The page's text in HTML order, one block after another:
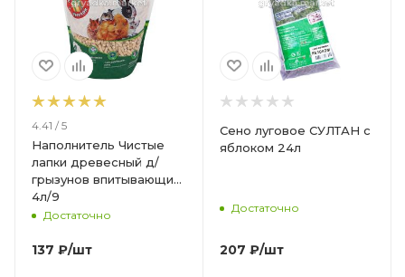
4.41 / 5
Наполнитель Чистые
лапки древесный д/
грызунов впитывающий
4л/9
Достаточно
137 ₽/шт
Сено луговое СУЛТАН с
яблоком 24л
Достаточно
207 ₽/шт